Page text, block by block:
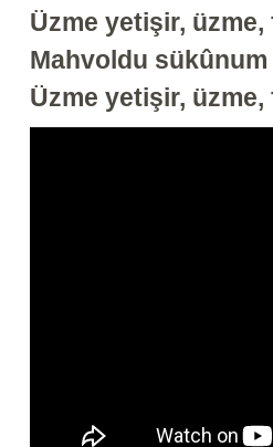
Üzme yetişir, üzme,
Mahvoldu
Üzme yetişir, üzme,